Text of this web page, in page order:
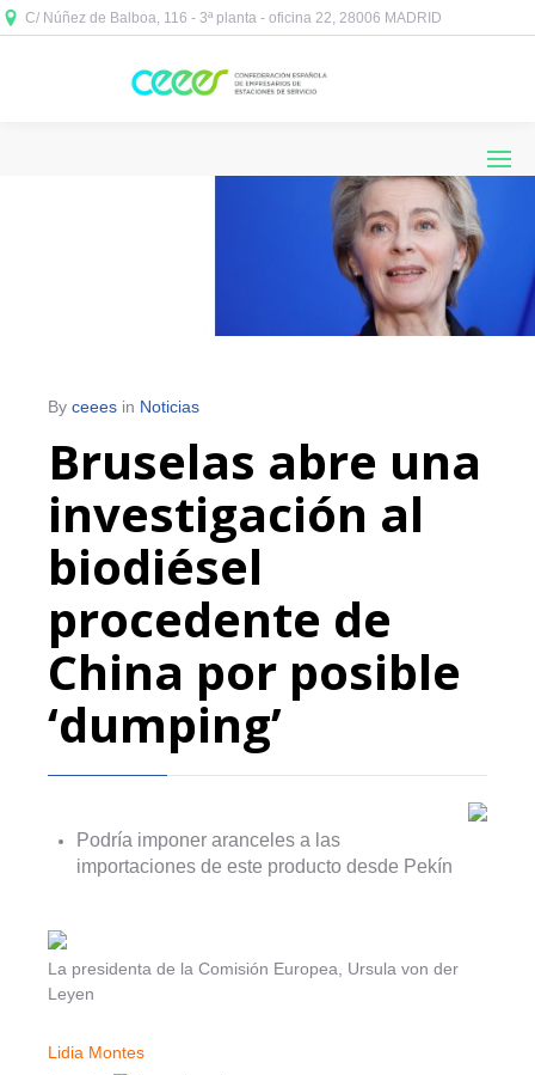
C/ Núñez de Balboa, 116 - 3ª planta - oficina 22, 28006 MADRID
By ceees in Noticias
Bruselas abre una
investigación al
biodiésel
procedente de
China por posible
‘dumping’
Podría imponer aranceles a las
importaciones de este producto desde Pekín
La presidenta de la Comisión Europea, Ursula von der
Leyen
Lidia Montes